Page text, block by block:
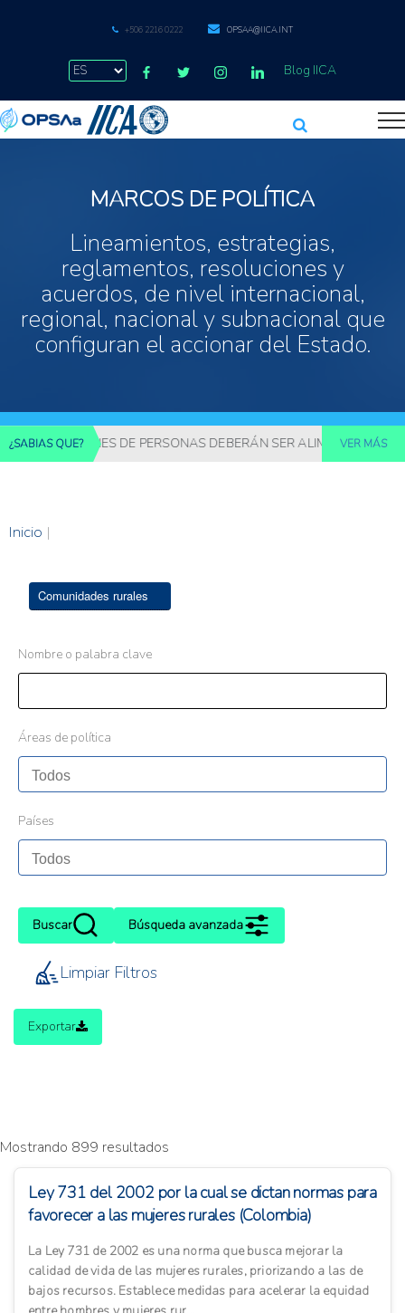
+506 2216 0222 OPSAA@IICA.INT
Blog IICA
MARCOS DE POLÍTICA
Lineamientos, estrategias,
reglamentos, resoluciones y
acuerdos, de nivel internacional,
regional, nacional y subnacional que
configuran el accionar del Estado.
¿SABIAS QUE?
MILLONES DE PERSONAS DEBERÁN SER ALIMENTADAS
VER MÁS
Inicio |
Comunidades rurales
Nombre o palabra clave
Áreas de política
Países
Buscar Búsqueda avanzada
Limpiar Filtros
Exportar
Mostrando 899 resultados
Ley 731 del 2002 por la cual se dictan normas para
favorecer a las mujeres rurales (Colombia)
La Ley 731 de 2002 es una norma que busca mejorar la
calidad de vida de las mujeres rurales, priorizando a las de
bajos recursos. Establece medidas para acelerar la equidad